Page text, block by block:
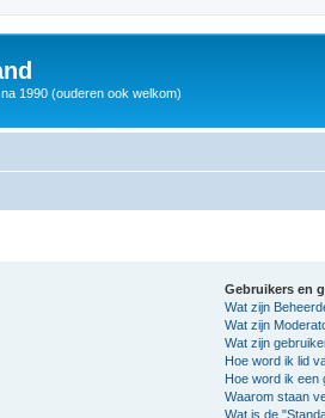
1990 (ouderen ook welkom)
Gebruikers en
Wat zijn
Wat zijn
Wat zijn
Hoe word ik lid
Hoe word ik een
Waarom staan
Wat is de